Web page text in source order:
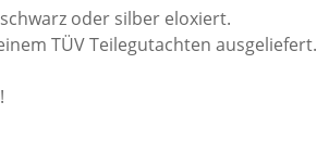
oder silber eloxiert.
TÜV Teilegutachten ausgeliefert.